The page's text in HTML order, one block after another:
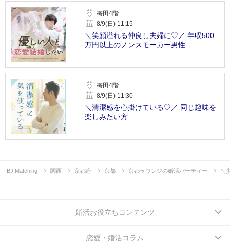
梅田4階
8/9(日) 11:15
＼笑顔溢れる仲良し夫婦に♡／ 年収500
万円以上のノンスモーカー男性
梅田4階
8/9(日) 11:30
＼清潔感を心掛けている♡／ 同じ趣味を
楽しみたい方
IBJ Matching 関西 京都府 京都 京都ラウンジの婚活パーティー ＼
婚活お役立ちコンテンツ
恋愛・婚活コラム